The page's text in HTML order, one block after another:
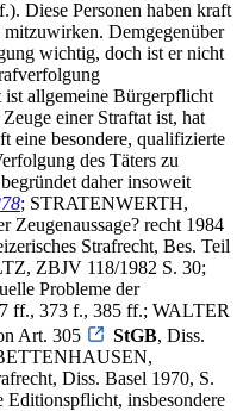
Diese Personen haben kraft
Demgegenüber
wichtig, doch ist er nicht
allgemeine Bürgerpflicht
einer Straftat ist, hat
eine besondere, qualifizierte
des Täters zu
daher insoweit
; STRATENWERTH,
Zeugenaussage? recht 1984
Strafrecht, Bes. Teil
ZBJV 118/1982 S. 30;
Probleme der
ff., 373 f., 385 ff.; WALTER
Art. 305
StGB, Diss.
Diss. Basel 1970, S.
insbesondere